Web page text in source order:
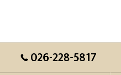
026-228-5817